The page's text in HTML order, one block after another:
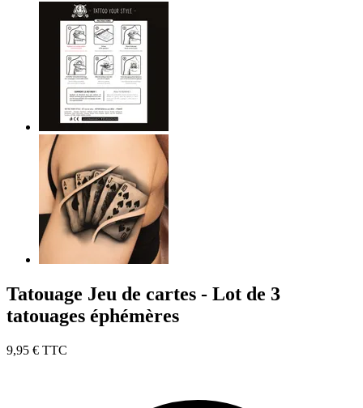
Tatouage Jeu de cartes - Lot de 3
tatouages éphémères
9,95 € TTC